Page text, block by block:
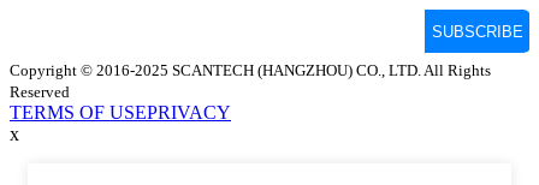
Copyright © 2016-2025 SCANTECH (HANGZHOU) CO., LTD. All Rights
Reserved
TERMS OF USEPRIVACY
x